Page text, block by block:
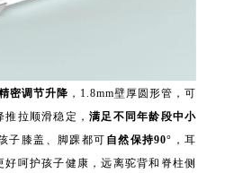
密调节升降 ，1.8mm壁厚圆形管，可
推拉顺滑稳定，满足不同年龄段中小
子膝盖、脚踝都可 自然保持90° ，耳
呵护孩子健康，远离驼背和脊柱侧